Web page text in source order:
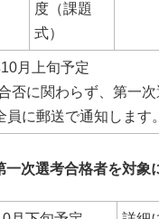
度（課題
式）
月上旬予定
否に関わらず、第一
員に郵送で通知します。
一次選考合格者を対象